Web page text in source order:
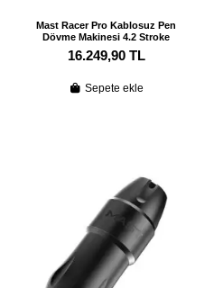
Mast Racer Pro Kablosuz Pen
Dövme Makinesi 4.2 Stroke
16.249,90 TL
Sepete ekle